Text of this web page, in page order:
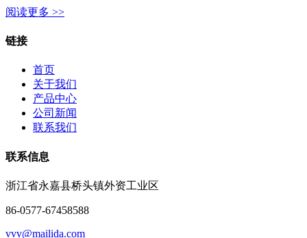
阅读更多 >>
链接
首页
关于我们
产品中心
公司新闻
联系我们
联系信息
浙江省永嘉县桥头镇外资工业区
86-0577-67458588
vvv@mailida.com